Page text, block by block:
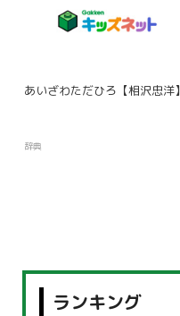
あいざわただひろ【相沢忠洋】
辞典
ランキング